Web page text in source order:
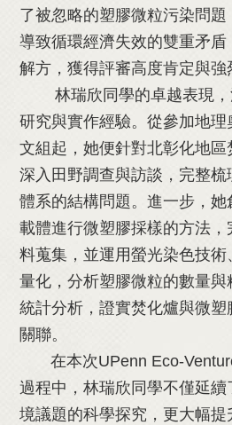
了被忽略的塑膠微粒污染問
導致循環經濟失效的雙重矛
解方，獲得評審高度肯定與強
林瑞欣同學的卓越表現，
研究與實作經驗。從參加地
文組起，她便針對北彰化地
深入田野調查與訪談，完整
體系的結構問題。進一步，
載體進行微塑膠採樣的方法
料蒐集，並運用螢光染色技
量化，分析塑膠微粒的數量
統計分析，證實焚化爐與微
關聯。
在本次UPenn Eco-
過程中，林瑞欣同學不僅延
境議題的科學探究，更大幅